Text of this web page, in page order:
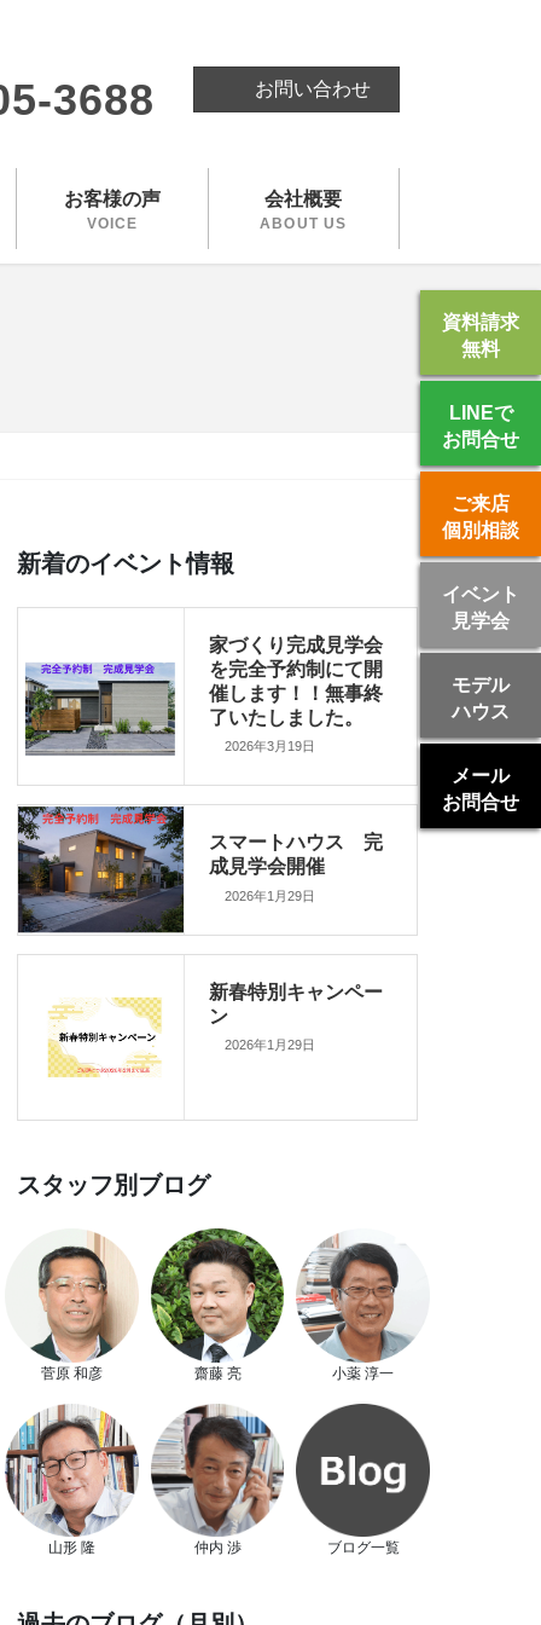
3688 お問い合わせ
お客様の声
VOICE
会社概要
ABOUT US
新着のイベント情報
家づくり完成見学会
を完全予約制にて開
催します！！無事終
了いたしました。
2026年3月19日
スマートハウス 完
成見学会開催
2026年1月29日
新春特別キャンペー
ン
2026年1月29日
スタッフ別ブログ
菅原 和彦 齋藤 亮 小薬 淳一
山形 隆 仲内 渉 ブログ一覧
資料請求
無料
LINEで
お問合せ
ご来店
個別相談
イベント
見学会
モデル
ハウス
メール
お問合せ